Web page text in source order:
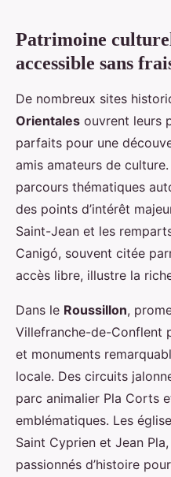
Patrimoine
accessible sans
De nombreux sites
Orientales ouvrent leurs
parfaits pour une
amis amateurs de culture.
parcours thématiques
des points d’intérêt
Saint-Jean et les
Canigó, souvent citée
accès libre, illustre la
Dans le Roussillon,
Villefranche-de-Conflent
et monuments
locale. Des circuits
parc animalier Pla Corts
emblématiques. Les
Saint Cyprien et Jean
passionnés d’histoire